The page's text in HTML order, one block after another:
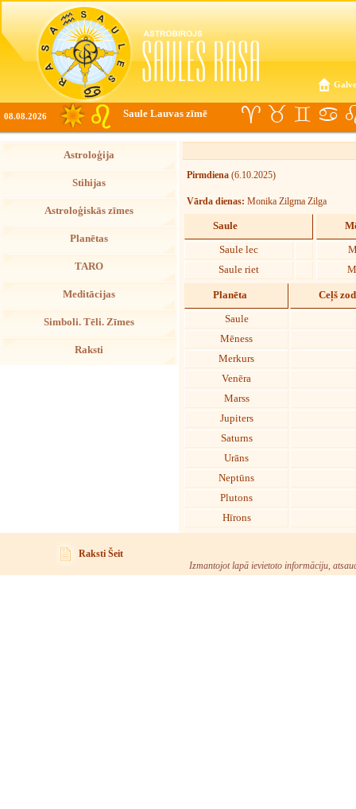
08.08.2026 Saule Lauvas zīmē
Astroloģija
Stihijas
Astroloģiskās zīmes
Planētas
TARO
Meditācijas
Simboli. Tēli. Zīmes
Raksti
Pirmdiena (6.10.2025)
Vārda dienas: Monika Zilgma Zilga
Saule
Saule lec
Saule riet
Planēta Ceļš
Saule
Mēness
Merkurs
Venēra
Marss
Jupiters
Saturns
Urāns
Neptūns
Plutons
Hīrons
Raksti Šeit
Izmantojot lapā ievietoto informāciju,